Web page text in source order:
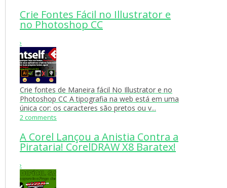
Crie Fontes Fácil no Illustrator e
no Photoshop CC
›
Crie fontes de Maneira fácil No Illustrator e no
Photoshop CC A tipografia na web está em uma
única cor: os caracteres são pretos ou v...
2 comments
A Corel Lançou a Anistia Contra a
Pirataria! CorelDRAW X8 Baratex!
›